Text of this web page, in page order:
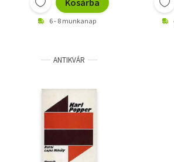
Kosárba
6 - 8 munkanap
ANTIKVÁR